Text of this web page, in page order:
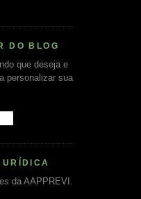
DO BLOG
que deseja e
personalizar sua
da AAPPREVI.